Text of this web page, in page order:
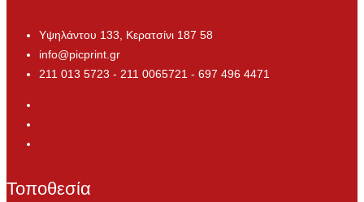
Υψηλάντου 133, Κερατσίνι 187 58
info@picprint.gr
211 013 5723 - 211 0065721 - 697 496 4471
Τοποθεσία